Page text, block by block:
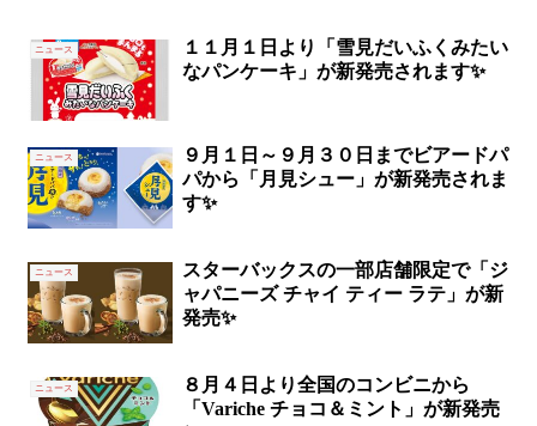
ニュース
１１月１日より「雪見だいふくみたい
なパンケーキ」が新発売されます✨
ニュース
９月１日～９月３０日までビアードパ
パから「月見シュー」が新発売されま
す✨
ニュース
スターバックスの一部店舗限定で「ジ
ャパニーズ チャイ ティー ラテ」が新
発売✨
ニュース
８月４日より全国のコンビニから
「Variche チョコ＆ミント」が新発売